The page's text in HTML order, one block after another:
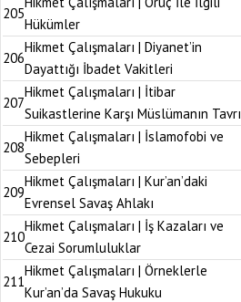
205
Hükümler
206
Hikmet Çalışmaları | Diyanet’in
Dayattığı İbadet Vakitleri
207
Hikmet Çalışmaları | İtibar
Suikastlerine Karşı Müslümanın Tavrı
208
Hikmet Çalışmaları | İslamofobi ve
Sebepleri
209
Hikmet Çalışmaları | Kur’an’daki
Evrensel Savaş Ahlakı
210
Hikmet Çalışmaları | İş Kazaları ve
Cezai Sorumluluklar
211
Hikmet Çalışmaları | Örneklerle
Kur’an’da Savaş Hukuku